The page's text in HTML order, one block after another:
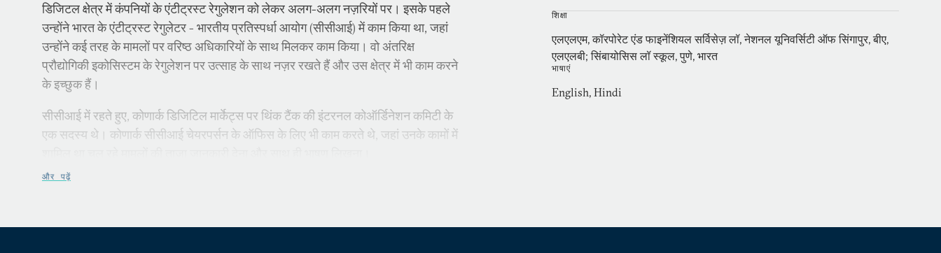
डिजिटल क्षेत्र में कंपनियों के एंटीट्रस्ट रेगुलेशन को लेकर अलग-अलग नज़रियों पर। इसके पहले
उन्होंने भारत के एंटीट्रस्ट रेगुलेटर - भारतीय प्रतिस्पर्धा आयोग (सीसीआई) में काम किया था, जहां
उन्होंने कई तरह के मामलों पर वरिष्ठ अधिकारियों के साथ मिलकर काम किया। वो अंतरिक्ष
प्रौद्योगिकी इकोसिस्टम के रेगुलेशन पर उत्साह के साथ नज़र रखते हैं और उस क्षेत्र में भी काम करने
के इच्छुक हैं।
सीसीआई में रहते हुए, कोणार्क डिजिटिल मार्केट्स पर थिंक टैंक की इंटरनल कोऑर्डिनेशन कमिटी के
एक सदस्य थे। कोणार्क सीसीआई चेयरपर्सन के ऑफिस के लिए भी काम करते थे, जहां उनके कामों में
कोणार्क ने एंटीट्रस्ट, बौद्धिक संपदा, और कॉरपोरेट कानून के क्षेत्र में शोध पत्र प्रकाशित किए हैं।
और पढ़ें
शिक्षा
एलएलएम, कॉरपोरेट एंड फाइनेंशियल सर्विसेज़ लॉ, नेशनल यूनिवर्सिटी ऑफ सिंगापुर, बीए,
एलएलबी; सिंबायोसिस लॉ स्कूल, पुणे, भारत
भाषाएं
English, Hindi